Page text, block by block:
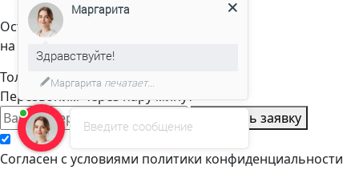
Оставьте заявку
на расчет стоимости
Только телефон и мы в деле.
Перезвоним через пару минут
Оставить заявку
Cогласен с условиями политики конфиденциальности
Введите сообщение
Маргарита
Здравствуйте!
Маргарита печатает...